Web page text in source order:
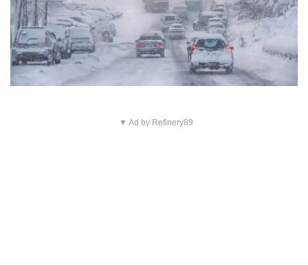
▼ Ad by Refinery89